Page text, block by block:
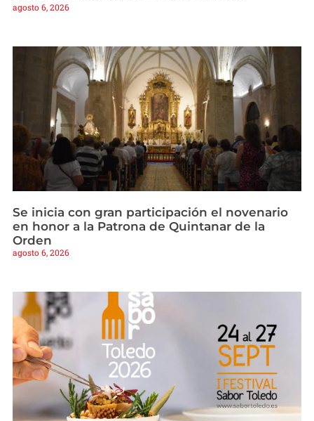
agosto 6, 2026
Se inicia con gran participación el novenario
en honor a la Patrona de Quintanar de la
Orden
agosto 6, 2026